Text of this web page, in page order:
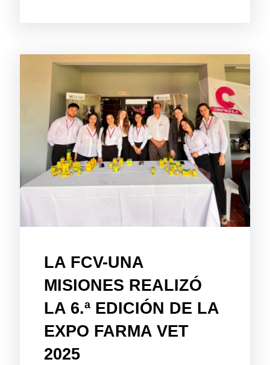
LA FCV-UNA
MISIONES REALIZÓ
LA 6.ª EDICIÓN DE LA
EXPO FARMA VET
2025